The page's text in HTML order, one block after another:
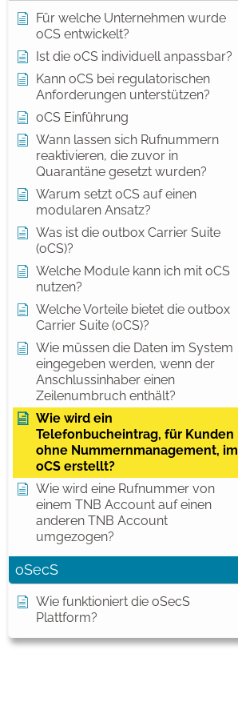
Für welche Unternehmen wurde
oCS entwickelt?
Ist die oCS individuell anpassbar?
Kann oCS bei regulatorischen
Anforderungen unterstützen?
oCS Einführung
Wann lassen sich Rufnummern
reaktivieren, die zuvor in
Quarantäne gesetzt wurden?
Warum setzt oCS auf einen
modularen Ansatz?
Was ist die outbox Carrier Suite
(oCS)?
Welche Module kann ich mit oCS
nutzen?
Welche Vorteile bietet die outbox
Carrier Suite (oCS)?
Wie müssen die Daten im System
eingegeben werden, wenn der
Anschlussinhaber einen
Zeilenumbruch enthält?
Wie wird ein
Telefonbucheintrag, für Kunden
ohne Nummernmanagement, im
oCS erstellt?
Wie wird eine Rufnummer von
einem TNB Account auf einen
anderen TNB Account
umgezogen?
oSecS
Wie funktioniert die oSecS
Plattform?